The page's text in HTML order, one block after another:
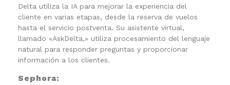
Delta utiliza la IA para mejorar la experiencia del
cliente en varias etapas, desde la reserva de vuelos
hasta el servicio postventa. Su asistente virtual,
llamado «AskDelta,» utiliza procesamiento del lenguaje
natural para responder preguntas y proporcionar
información a los clientes.
Sephora: